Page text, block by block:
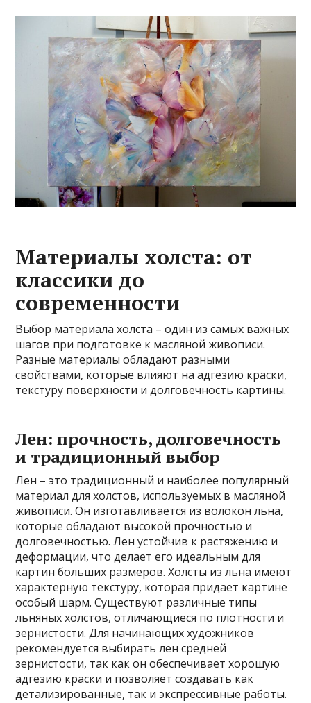
Материалы холста: от
классики до
современности
Выбор материала холста – один из самых важных
шагов при подготовке к масляной живописи.
Разные материалы обладают разными
свойствами, которые влияют на адгезию краски,
текстуру поверхности и долговечность картины.
Лен: прочность, долговечность
и традиционный выбор
Лен – это традиционный и наиболее популярный
материал для холстов, используемых в масляной
живописи. Он изготавливается из волокон льна,
которые обладают высокой прочностью и
долговечностью. Лен устойчив к растяжению и
деформации, что делает его идеальным для
картин больших размеров. Холсты из льна имеют
характерную текстуру, которая придает картине
особый шарм. Существуют различные типы
льняных холстов, отличающиеся по плотности и
зернистости. Для начинающих художников
рекомендуется выбирать лен средней
зернистости, так как он обеспечивает хорошую
адгезию краски и позволяет создавать как
детализированные, так и экспрессивные работы.